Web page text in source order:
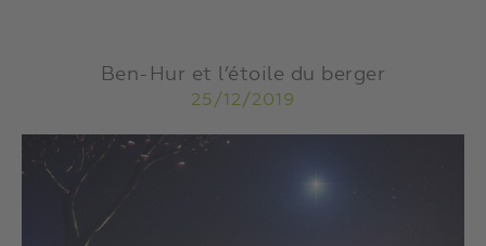
Ben-Hur et l’étoile du berger
25/12/2019